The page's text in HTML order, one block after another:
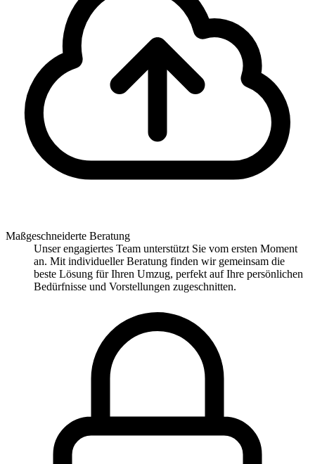
Maßgeschneiderte Beratung
Unser engagiertes Team unterstützt Sie vom ersten Moment
an. Mit individueller Beratung finden wir gemeinsam die
beste Lösung für Ihren Umzug, perfekt auf Ihre persönlichen
Bedürfnisse und Vorstellungen zugeschnitten.